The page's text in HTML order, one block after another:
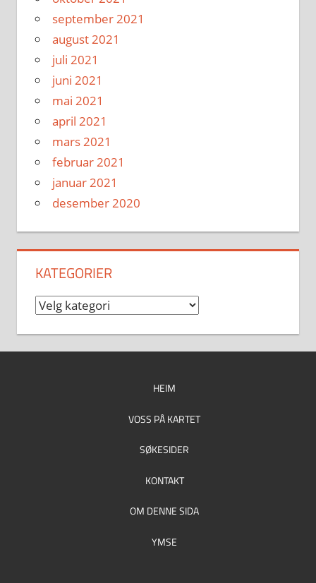
september 2021
august 2021
juli 2021
juni 2021
mai 2021
april 2021
mars 2021
februar 2021
januar 2021
desember 2020
KATEGORIER
Kategorier
HEIM
VOSS PÅ KARTET
SØKESIDER
KONTAKT
OM DENNE SIDA
YMSE